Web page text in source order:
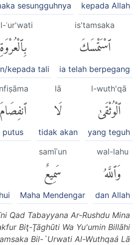
kepada Allah
sesungguhnya
is'tamsaka
ٱسْتَمْسَكَ
ia telah berpegang
ʿur'wati
بِٱلْعُرْوَةِ
kepada tali
l-wuth'qā
ٱلْوُثْقَىٰ
yang teguh
lā
لَا
tidak akan
ٱنفِصَامَ
putus
wal-lahu
وَٱللَّهُ
dan Allah
samīʿun
سَمِيعٌ
Maha Mendengar
Qad Tabayyana Ar-Rushdu Mina
Biţ-Ţāghūti Wa Yu'umin Billāhi
Bil-`Urwati Al-Wuthqaá Lā